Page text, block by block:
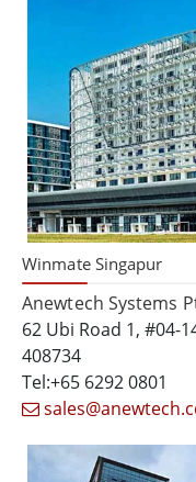
Winmate Singapur
Anewtech Systems
62 Ubi Road 1, #04-
408734
Tel:+65 6292 0801